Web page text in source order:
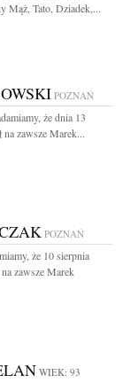
Mąż, Tato, Dziadek,...
POZNAŃ
że dnia 13
na zawsze Marek...
POZNAŃ
że 10 sierpnia
zawsze Marek
WIEK: 93